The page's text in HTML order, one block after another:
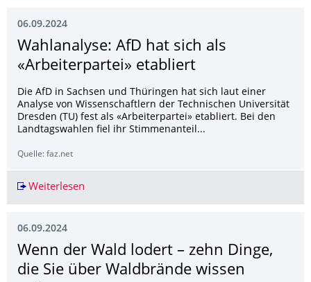
06.09.2024
Wahlanalyse: AfD hat sich als
«Arbeiterpartei» etabliert
Die AfD in Sachsen und Thüringen hat sich laut einer
Analyse von Wissenschaftlern der Technischen Universität
Dresden (TU) fest als «Arbeiterpartei» etabliert. Bei den
Landtagswahlen fiel ihr Stimmenanteil...
Quelle: faz.net
Weiterlesen
06.09.2024
Wenn der Wald lodert – zehn Dinge,
die Sie über Waldbrände wissen